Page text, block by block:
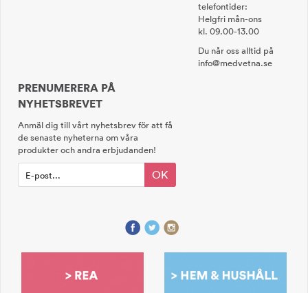
telefontider:
Helgfri mån-ons
kl. 09.00-13.00
Du når oss alltid på
info@medvetna.se
PRENUMERERA PÅ
NYHETSBREVET
Anmäl dig till vårt nyhetsbrev för att få
de senaste nyheterna om våra
produkter och andra erbjudanden!
OK